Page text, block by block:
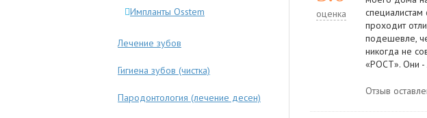
оценка
проходит
подешевле,
никогда не
«РОСТ». Они -
Отзыв
Импланты Osstem
Лечение зубов
Гигиена зубов (чистка)
Пародонтология (лечение десен)